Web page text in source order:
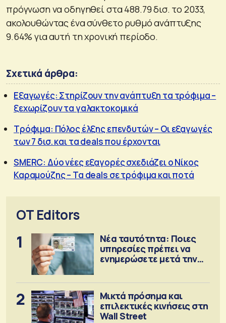
πρόγνωση να οδηγηθεί στα 488.79 δισ. το 2033,
ακολουθώντας ένα σύνθετο ρυθμό ανάπτυξης
9.64% για αυτή τη χρονική περίοδο.
Σχετικά άρθρα:
Εξαγωγές: Στηρίζουν την ανάπτυξη τα τρόφιμα –
ξεχωρίζουν τα γαλακτοκομικά
Τρόφιμα: Πόλος έλξης επενδυτών – Οι εξαγωγές
των 7 δισ. και τα deals που έρχονται
SMERC: Δύο νέες εξαγορές σχεδιάζει ο Νίκος
Καραμούζης – Τα deals σε τρόφιμα και ποτά
OT Editors
1
Νέα ταυτότητα: Ποιες
υπηρεσίες πρέπει να
ενημερώσετε μετά την
2
Μικτά πρόσημα και
επιλεκτικές κινήσεις στη
Wall Street